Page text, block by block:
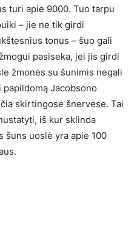
turi apie 9000. Tuo tarpu
– jie ne tik girdi
tonus – šuo gali
pasiseka, jei jis girdi
žmonės su šunimis negali
Jacobsono
skirtingose šnervėse. Tai
iš kur sklinda
šuns uoslė yra apie 100